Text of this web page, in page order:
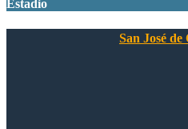
Estadio
San José